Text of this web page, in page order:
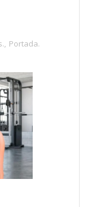
, Portada.